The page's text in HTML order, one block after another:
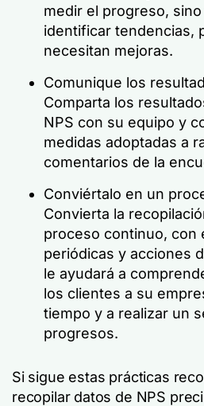
medir el progreso,
identificar tendencias,
necesitan mejoras.
Comunique los
Comparta los
NPS con su equipo y
medidas adoptadas a
comentarios de la
Conviértalo en un
Convierta la
proceso continuo, con
periódicas y acciones
le ayudará a
los clientes a su
tiempo y a realizar un
progresos.
Si sigue estas prácticas
recopilar datos de NPS